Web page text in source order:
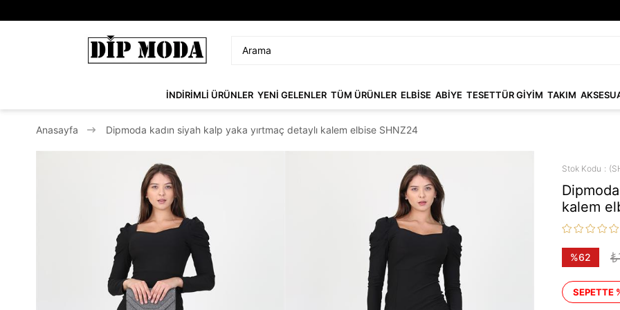
İNDİRİMLİ ÜRÜNLER YENİ GELENLER TÜM ÜRÜNLER ELBİSE ABİYE TESETTÜR GİYİM TAKIM
Anasayfa Dipmoda kadın siyah kalp yaka yırtmaç detaylı kalem elbise SHNZ24
Stok Kodu
kalem
%62
SEPETTE